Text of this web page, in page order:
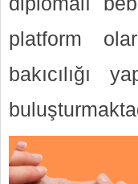
platform
bakıcılığı